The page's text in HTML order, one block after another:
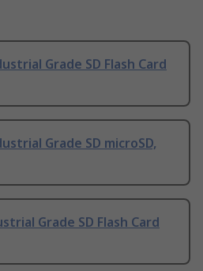
Grade SD Flash Card
Grade SD microSD,
Grade SD Flash Card